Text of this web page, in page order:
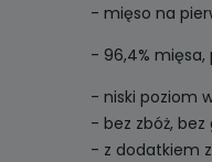
- mięso na
- 96,4%
- niski poziom
- bez zbóż,
- z dodatkiem